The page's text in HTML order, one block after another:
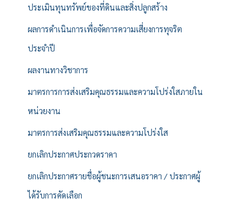
ประเมินทุนทรัพย์ของที่ดินและสิ่งปลูกสร้าง
ผลการดำเนินการเพื่อจัดการความเสี่ยงการทุจริต
ประจำปี
ผลงานทางวิชาการ
มาตรการการส่งเสริมคุณธรรมและความโปร่งใสภายใน
หน่วยงาน
มาตรการส่งเสริมคุณธรรมและความโปร่งใส
ยกเลิกประกาศประกวดราคา
ยกเลิกประกาศรายชื่อผู้ชนะการเสนอราคา / ประกาศผู้
ได้รับการคัดเลือก